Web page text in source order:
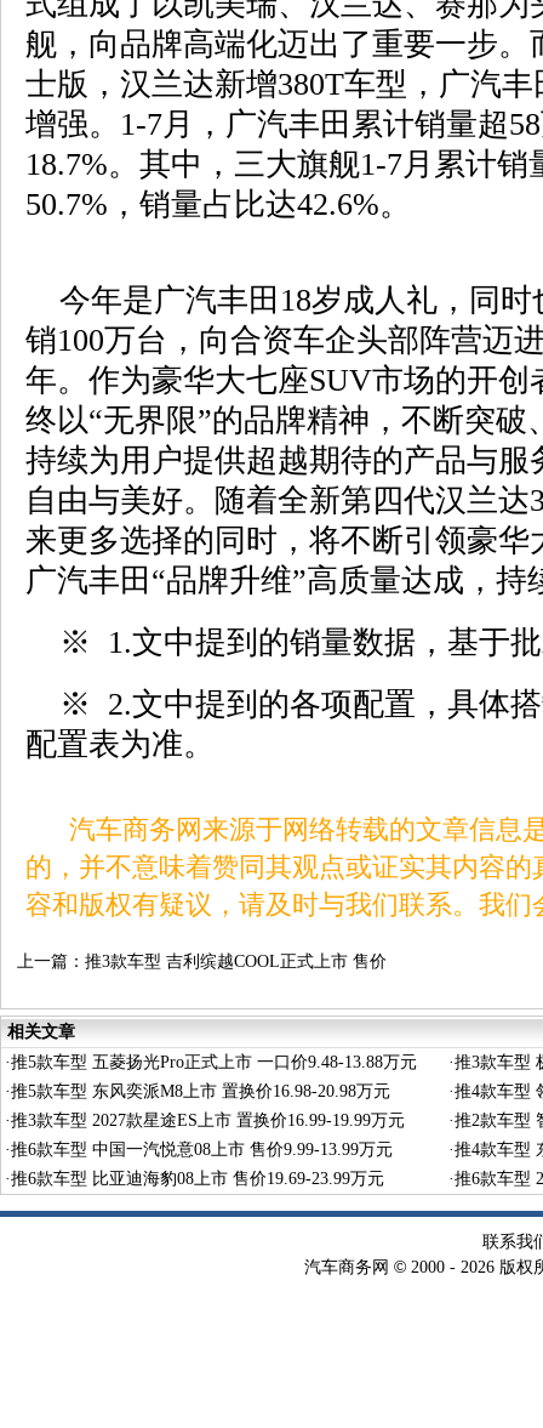
舰，向品牌高端化迈出了重要一步
士版，汉兰达新增380T车型，广汽
增强。1-7月，广汽丰田累计销量超
18.7%。其中，三大旗舰1-7月累计
50.7%，销量占比达42.6%。
今年是广汽丰田18岁成人礼，同时
销100万台，向合资车企头部阵营迈
年。作为豪华大七座SUV市场的开
终以“无界限”的品牌精神，不断突
持续为用户提供超越期待的产品与
自由与美好。随着全新第四代汉兰达
来更多选择的同时，将不断引领豪华
广汽丰田“品牌升维”高质量达成，
※ 1.文中提到的销量数据，基于批
※ 2.文中提到的各项配置，具体搭
配置表为准。
汽车商务网来源于网络转载的文章信息
的，并不意味着赞同其观点或证实其内容
容和版权有疑议，请及时与我们联系。我
上一篇： 推3款车型 吉利缤越COOL正式上市 售价
相关文章
·推5款车型 五菱扬光Pro正式上市 一口价9.48-13.88万元 ·推3款车型
·推5款车型 东风奕派M8上市 置换价16.98-20.98万元 ·推4款车型
·推3款车型 2027款星途ES上市 置换价16.99-19.99万元 ·推2款车型
·推6款车型 中国一汽悦意08上市 售价9.99-13.99万元 ·推4款车型
·推6款车型 比亚迪海豹08上市 售价19.69-23.99万元 ·推6款车型
联系我
汽车商务网 © 2000 - 2026 版权